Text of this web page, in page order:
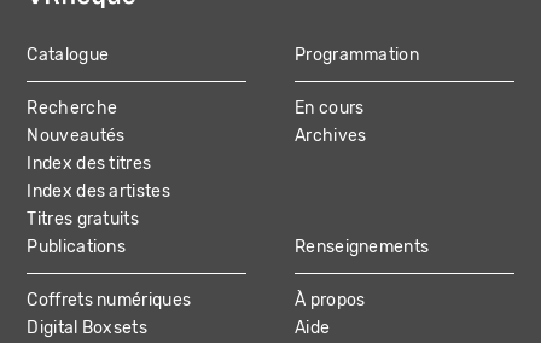
MAIN
NAVIGATION
Catalogue
Recherche
Nouveautés
Index des titres
Index des artistes
Titres gratuits
Programmation
En cours
Archives
Publications
Coffrets numériques
Digital Boxsets
Renseignements
À propos
Aide